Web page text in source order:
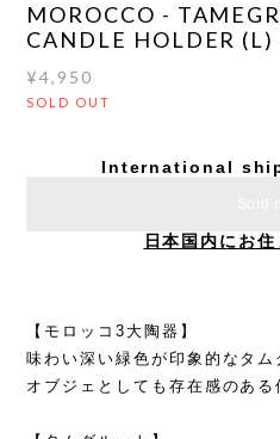
MOROCCO -
CANDLE HOLDER (L)
¥4,950
SOLD OUT
International
日本国内にお
【モロッコ3大陶器】
味わい深い緑色が印象的なタム
オブジェとしても存在感のある